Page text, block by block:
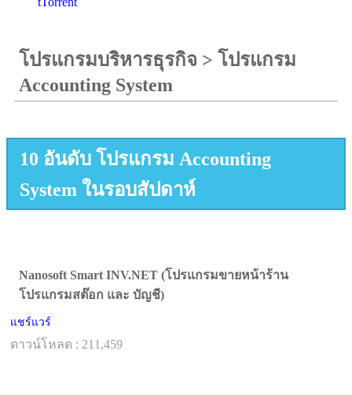
โปรแกรมบริหารธุรกิจ > โปรแกรม
Accounting System
10 อันดับ โปรแกรม Accounting
System ในรอบสัปดาห์
Nanosoft Smart INV.NET (โปรแกรมขายหน้าร้าน
โปรแกรมสต๊อก และ บัญชี)
แชร์แวร์
ดาวน์โหลด : 211,459